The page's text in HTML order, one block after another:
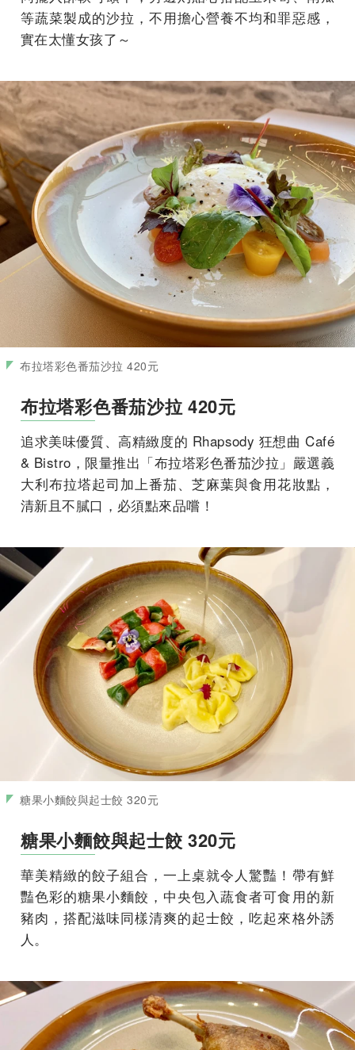
等蔬菜製成的沙拉，不用擔心營養不均和罪惡感，
實在太懂女孩了～
布拉塔彩色番茄沙拉 420元
布拉塔彩色番茄沙拉 420元
追求美味優質、高精緻度的 Rhapsody 狂想曲 Café
& Bistro，限量推出「布拉塔彩色番茄沙拉」嚴選義
大利布拉塔起司加上番茄、芝麻葉與食用花妝點，
清新且不膩口，必須點來品嚐！
糖果小麵餃與起士餃 320元
糖果小麵餃與起士餃 320元
華美精緻的餃子組合，一上桌就令人驚豔！帶有鮮
豔色彩的糖果小麵餃，中央包入蔬食者可食用的新
豬肉，搭配滋味同樣清爽的起士餃，吃起來格外誘
人。